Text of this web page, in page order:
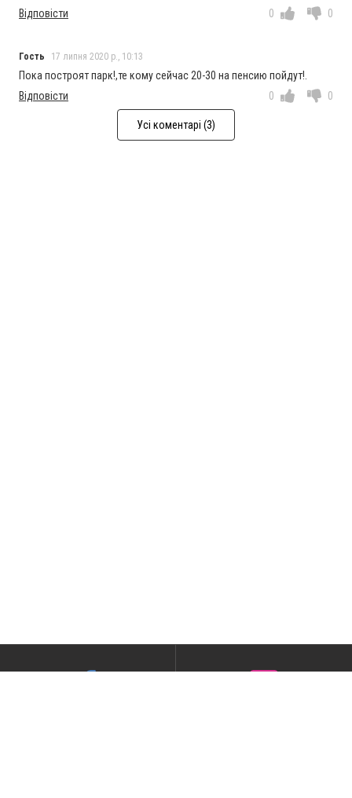
Відповісти
0 0
Гость 17 липня 2020 р., 10:13
Пока построят парк!,те кому сейчас 20-30 на пенсию пойдут!.
Відповісти
0 0
Усі коментарі (3)